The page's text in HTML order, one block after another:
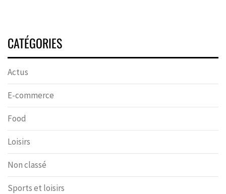
CATÉGORIES
Actus
E-commerce
Food
Loisirs
Non classé
Sports et loisirs